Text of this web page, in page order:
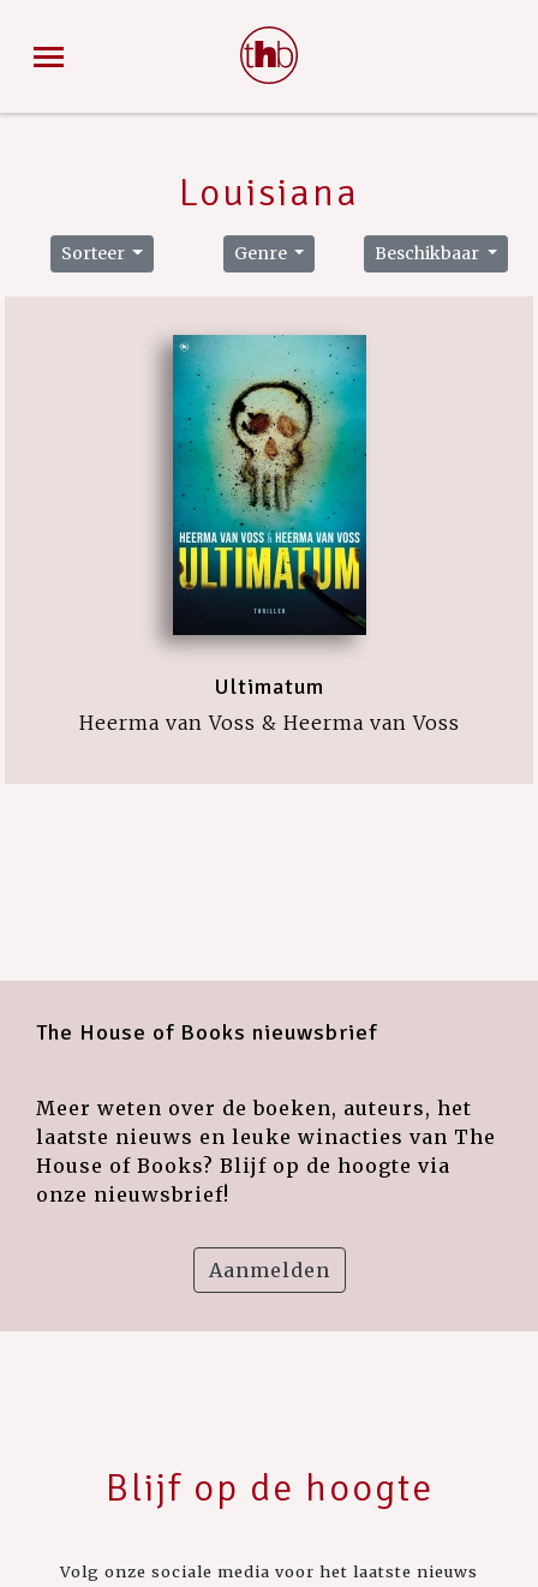
Louisiana
Sorteer Genre Beschikbaar
Ultimatum
Heerma van Voss & Heerma van Voss
The House of Books nieuwsbrief
Meer weten over de boeken, auteurs, het
laatste nieuws en leuke winacties van The
House of Books? Blijf op de hoogte via
onze nieuwsbrief!
Aanmelden
Blijf op de hoogte
Volg onze sociale media voor het laatste nieuws